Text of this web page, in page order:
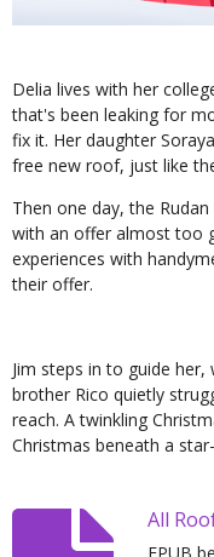
Delia lives with her
that's been leaking for
fix it. Her daughter
free new roof, just like
Then one day, the
with an offer almost too
experiences with
their offer.
Jim steps in to guide
brother Rico quietly
reach. A twinkling
Christmas beneath a
All